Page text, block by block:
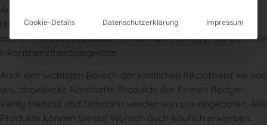
Anschließend finden Sie alle Produkte die wir als
Hilfsmittelerbringer anbieten können. Diese sind
ausnahmslos rezeptierbar, sowohl die Schmerz- als auch die
Inkontinenztherapiegeräte.
Auch den wichtigen Bereich der kindlichen Inkontinenz wir von
uns abgedeckt. Namhafte Produkte der Firmen Rodger,
Verity Medical und Dittmann werden von uns angeboten. Alle
Produkte können Sie auf Wunsch auch käuflich erwerben.
Cookie-Details Datenschutzerklärung Impressum